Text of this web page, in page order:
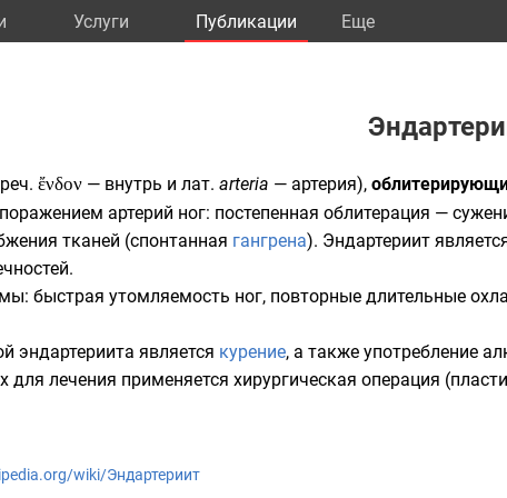
Услуги Публикации Eще
ἔνδον — внутрь и лат. arteria — артерия),
артерий ног: постепенная облитерация —
тканей (спонтанная гангрена). Эндартериит
быстрая утомляемость ног, повторные длительные
эндартериита является курение, а также употребление
для лечения применяется хирургическая операция
wiki/Эндартериит